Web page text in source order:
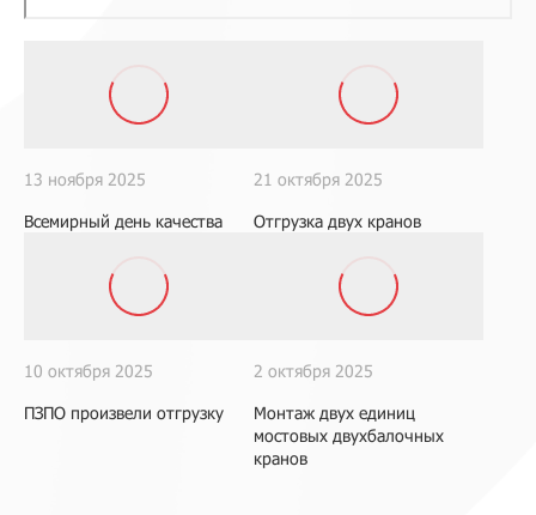
13 ноября 2025
Всемирный день качества
21 октября 2025
Отгрузка двух кранов
10 октября 2025
ПЗПО произвели отгрузку
2 октября 2025
Монтаж двух единиц
мостовых двухбалочных
кранов